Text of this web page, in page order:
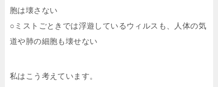
胞は壊さない
○ミストごときでは浮遊しているウィルスも、人体の気
道や肺の細胞も壊せない
私はこう考えています。